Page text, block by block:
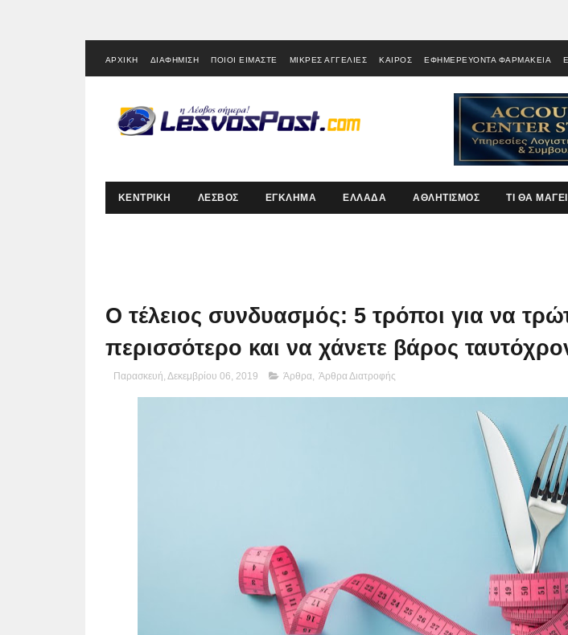
ΑΡΧΙΚΗ ΔΙΑΦΗΜΙΣΗ ΠΟΙΟΙ ΕΙΜΑΣΤΕ ΜΙΚΡΕΣ ΑΓΓΕΛΙΕΣ ΚΑΙΡΟΣ ΕΦΗΜΕΡΕΥΟΝΤΑ ΦΑΡΜΑΚΕΙΑ
ΚΕΝΤΡΙΚΗ ΛΕΣΒΟΣ ΕΓΚΛΗΜΑ ΕΛΛΑΔΑ ΑΘΛΗΤΙΣΜΟΣ ΤΙ ΘΑ
Ο τέλειος συνδυασμός: 5 τρόποι για να
περισσότερο και να χάνετε βάρος
Παρασκευή, Δεκεμβρίου 06, 2019 Άρθρα, Άρθρα Διατροφής